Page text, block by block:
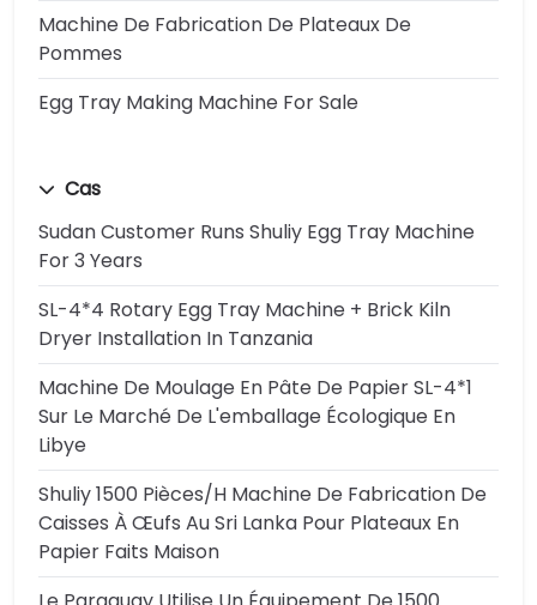
Machine De Fabrication De Plateaux De
Pommes
Egg Tray Making Machine For Sale
Cas
Sudan Customer Runs Shuliy Egg Tray Machine
For 3 Years
SL-4*4 Rotary Egg Tray Machine + Brick Kiln
Dryer Installation In Tanzania
Machine De Moulage En Pâte De Papier SL-4*1
Sur Le Marché De L'emballage Écologique En
Libye
Shuliy 1500 Pièces/h Machine De Fabrication De
Caisses À Œufs Au Sri Lanka Pour Plateaux En
Papier Faits Maison